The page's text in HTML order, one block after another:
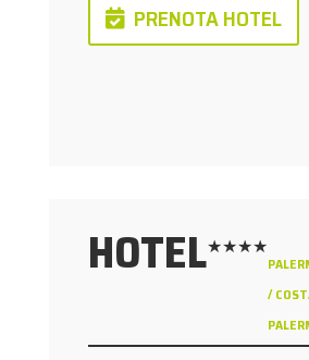
PRENOTA HOTEL
HOTEL★★★★
/